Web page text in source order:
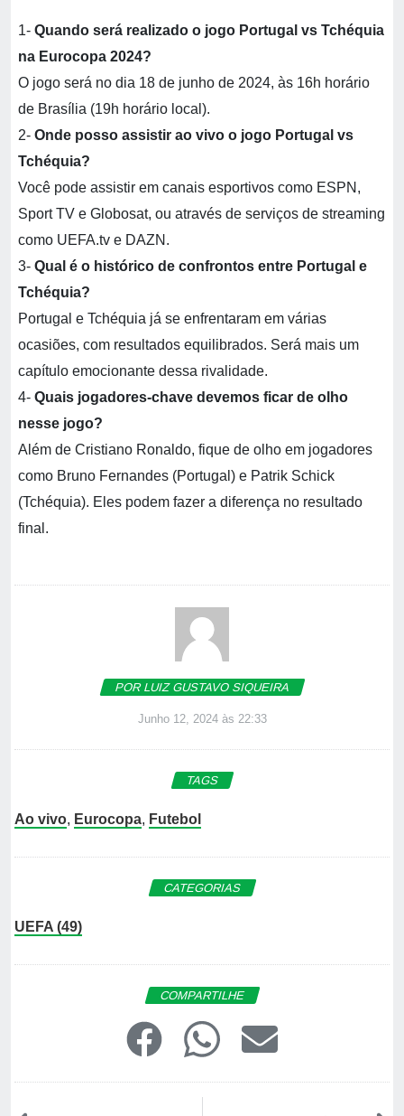
1- Quando será realizado o jogo Portugal vs Tchéquia
na Eurocopa 2024?
O jogo será no dia 18 de junho de 2024, às 16h horário
de Brasília (19h horário local).
2- Onde posso assistir ao vivo o jogo Portugal vs
Tchéquia?
Você pode assistir em canais esportivos como ESPN,
Sport TV e Globosat, ou através de serviços de streaming
como UEFA.tv e DAZN.
3- Qual é o histórico de confrontos entre Portugal e
Tchéquia?
Portugal e Tchéquia já se enfrentaram em várias
ocasiões, com resultados equilibrados. Será mais um
capítulo emocionante dessa rivalidade.
4- Quais jogadores-chave devemos ficar de olho
nesse jogo?
Além de Cristiano Ronaldo, fique de olho em jogadores
como Bruno Fernandes (Portugal) e Patrik Schick
(Tchéquia). Eles podem fazer a diferença no resultado
final.
POR LUIZ GUSTAVO SIQUEIRA
Junho 12, 2024 às 22:33
TAGS
Ao vivo, Eurocopa, Futebol
CATEGORIAS
UEFA (49)
COMPARTILHE